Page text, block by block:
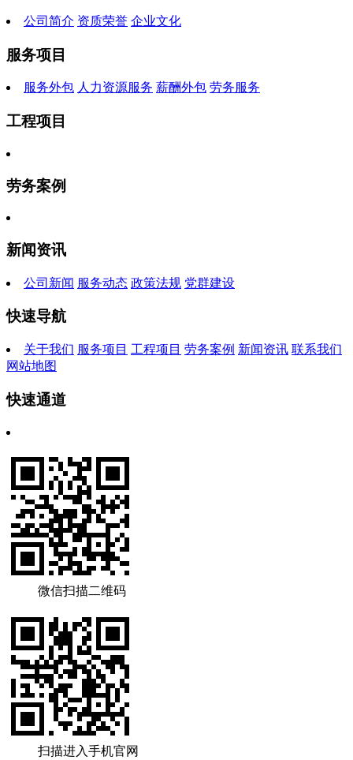
公司简介 资质荣誉 企业文化
服务项目
服务外包 人力资源服务 薪酬外包 劳务服务
工程项目
劳务案例
新闻资讯
公司新闻 服务动态 政策法规 党群建设
快速导航
关于我们 服务项目 工程项目 劳务案例 新闻资讯 联系我们
网站地图
快速通道
微信扫描二维码
扫描进入手机官网